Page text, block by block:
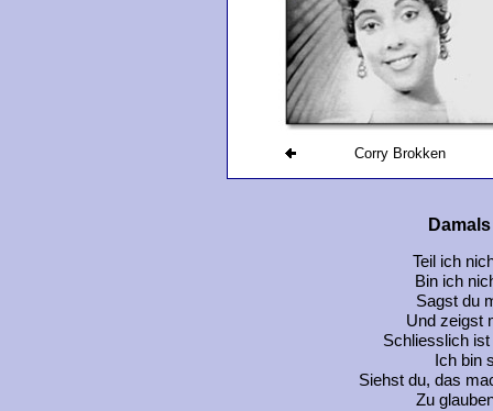
Corry Brokken
Teil ich
Bin ich
Sagst du
Und zeigst
Schliesslich
Ich bin
Siehst du, das
Zu